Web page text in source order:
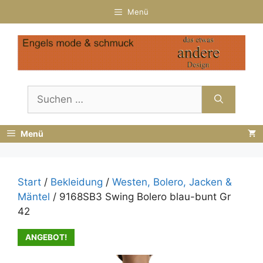
Inhalt
springen
Menü
nach:
Menü
Start / Bekleidung / Westen, Bolero, Jacken &
Mäntel / 9168SB3 Swing Bolero blau-bunt Gr
42
ANGEBOT!